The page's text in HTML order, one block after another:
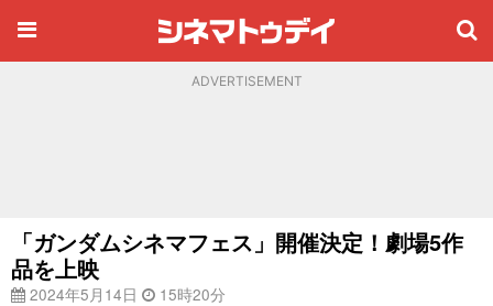
ADVERTISEMENT
「ガンダムシネマフェス」開催決定！劇場5作
品を上映
2024年5月14日
15時20分